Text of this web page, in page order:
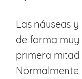
Las náuseas
de forma
primera mitad
Normalmente